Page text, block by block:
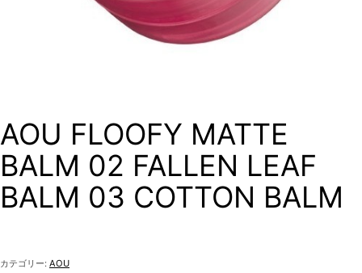
AOU FLOOFY MATTE
BALM 02 FALLEN LEAF
BALM 03 COTTON BALM
カテゴリー: AOU